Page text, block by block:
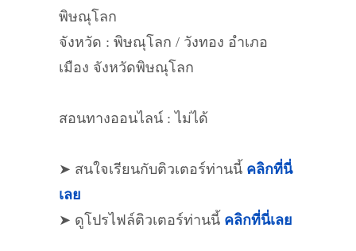
พิษณุโลก
จังหวัด : พิษณุโลก / วังทอง อำเภอ
เมือง จังหวัดพิษณุโลก
สอนทางออนไลน์ : ไม่ได้
➤ สนใจเรียนกับติวเตอร์ท่านนี้ คลิกที่นี่
เลย
➤ ดูโปรไฟล์ติวเตอร์ท่านนี้ คลิกที่นี่เลย